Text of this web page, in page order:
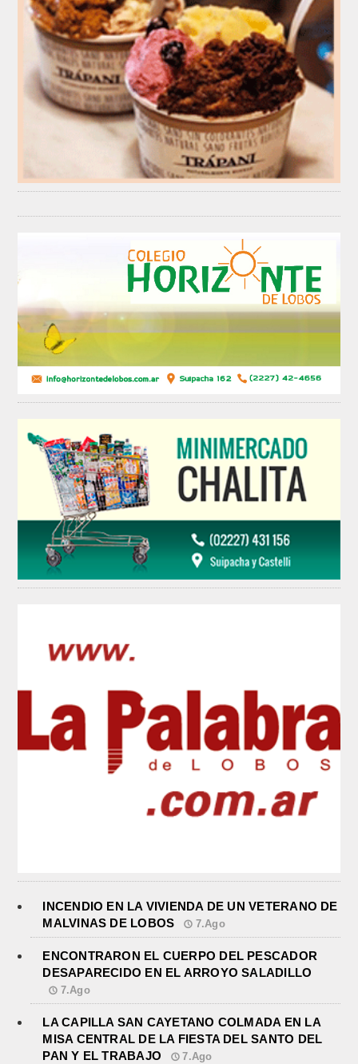
INCENDIO EN LA VIVIENDA DE UN VETERANO DE
MALVINAS DE LOBOS
7.Ago
ENCONTRARON EL CUERPO DEL PESCADOR
DESAPARECIDO EN EL ARROYO SALADILLO
7.Ago
LA CAPILLA SAN CAYETANO COLMADA EN LA
MISA CENTRAL DE LA FIESTA DEL SANTO DEL
PAN Y EL TRABAJO
7.Ago